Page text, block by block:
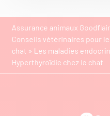
Assurance animaux Goodflair
Conseils vétérinaires pour
chat » Les maladies
Hyperthyroïdie chez le chat